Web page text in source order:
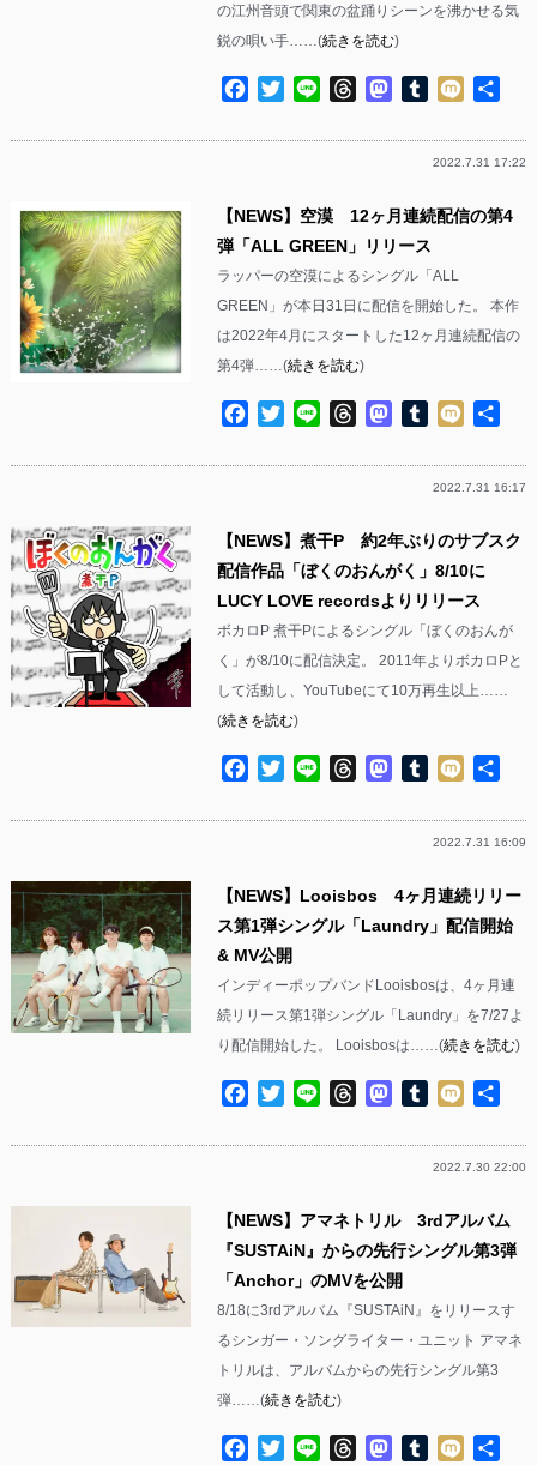
の江州音頭で関東の盆踊りシーンを沸かせる気
鋭の唄い手……(続きを読む)
Facebook
TwitterLine ThreadsMastodon
Tumblr
Mixi
2022.7.31 17:22
【NEWS】空漠 12ヶ月連続配信の第4
弾「ALL GREEN」リリース
ラッパーの空漠によるシングル「ALL
GREEN」が本日31日に配信を開始した。 本作
は2022年4月にスタートした12ヶ月連続配信の
第4弾……(続きを読む)
Facebook
TwitterLine ThreadsMastodon
Tumblr
Mixi
2022.7.31 16:17
【NEWS】煮干P 約2年ぶりのサブスク
配信作品「ぼくのおんがく」8/10に
LUCY LOVE recordsよりリリース
ボカロP 煮干Pによるシングル「ぼくのおんが
く」が8/10に配信決定。 2011年よりボカロPと
して活動し、YouTubeにて10万再生以上……
(続きを読む)
Facebook
TwitterLine ThreadsMastodon
Tumblr
Mixi
2022.7.31 16:09
【NEWS】Looisbos 4ヶ月連続リリー
ス第1弾シングル「Laundry」配信開始
& MV公開
インディーポップバンドLooisbosは、4ヶ月連
続リリース第1弾シングル「Laundry」を7/27よ
り配信開始した。 Looisbosは……(続きを読む)
Facebook
TwitterLine ThreadsMastodon
Tumblr
Mixi
2022.7.30 22:00
【NEWS】アマネトリル 3rdアルバム
『SUSTAiN』からの先行シングル第3弾
「Anchor」のMVを公開
8/18に3rdアルバム『SUSTAiN』をリリースす
るシンガー・ソングライター・ユニット アマネ
トリルは、アルバムからの先行シングル第3
弾……(続きを読む)
Facebook
TwitterLine ThreadsMastodon
Tumblr
Mixi